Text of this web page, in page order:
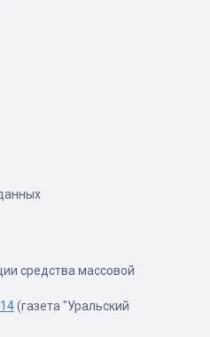
средства массовой
(газета "Уральский